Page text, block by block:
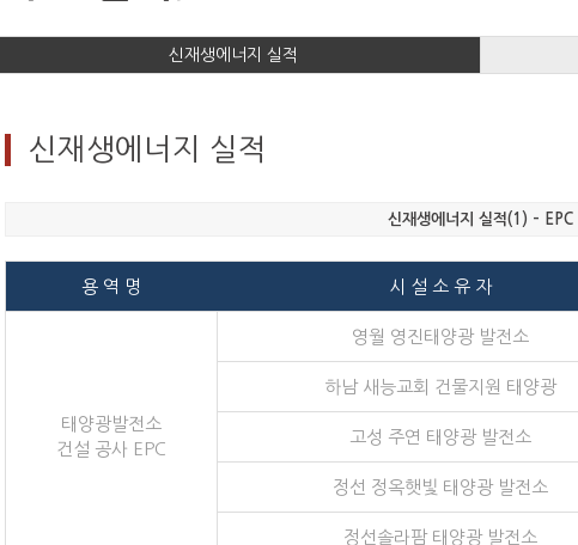
신재생에너지 실적
신재생에너지 실적
신재생에너지 실적(1) – EPC
용 역 명 시 설 소 유 자
태양광발전소
건설 공사 EPC
영월 영진태양광 발전소
하남 새능교회 건물지원 태양광
고성 주연 태양광 발전소
정선 정옥햇빛 태양광 발전소
정선솔라팜 태양광 발전소